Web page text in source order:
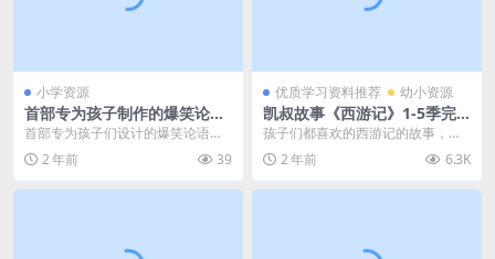
小学资源
首部专为孩子制作的爆笑论语
动画课来了，让古文不再难
首部专为孩子们设计的爆笑论语动
画课程终于上线了！这个课程通过
生动有趣的动画形式，...
2 年前 39
优质学习资料推荐 幼小资源
凯叔故事《西游记》1-5季完
整版 mp3音频文件，西游记
孩子们都喜欢的西游记的故事，欢
迎下载，儿童故事西游记，凯叔故
事《西游记》1-5季...
2 年前 6.3K